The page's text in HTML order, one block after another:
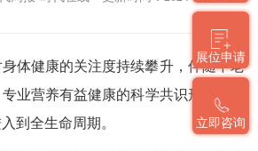
展位申请
立即咨询
体健康的关注度持续攀升，伴随中老
业营养有益健康的科学共识形成，营
到全生命周期。